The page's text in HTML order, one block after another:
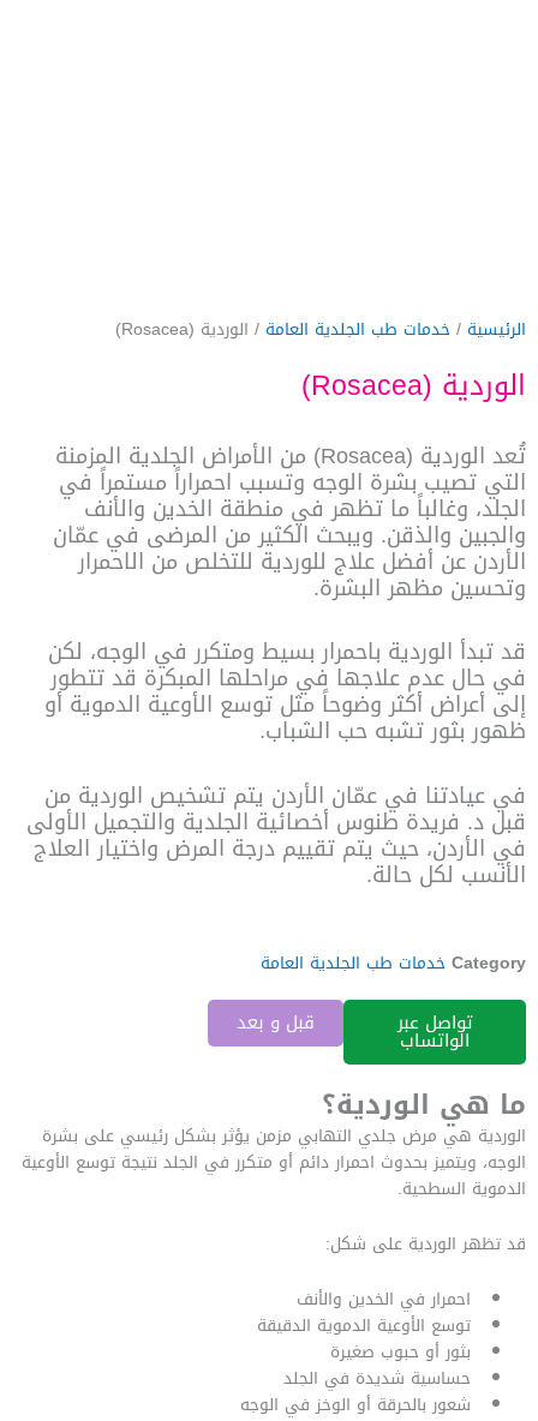
الرئيسية / خدمات طب الجلدية العامة / الوردية (Rosacea)
الوردية (Rosacea)
تُعد الوردية (Rosacea) من الأمراض الجلدية المزمنة
التي تصيب بشرة الوجه وتسبب احمراراً مستمراً في
الجلد، وغالباً ما تظهر في منطقة الخدين والأنف
والجبين والذقن. ويبحث الكثير من المرضى في عمّان
الأردن عن أفضل علاج للوردية للتخلص من الاحمرار
وتحسين مظهر البشرة.
قد تبدأ الوردية باحمرار بسيط ومتكرر في الوجه، لكن
في حال عدم علاجها في مراحلها المبكرة قد تتطور
إلى أعراض أكثر وضوحاً مثل توسع الأوعية الدموية أو
ظهور بثور تشبه حب الشباب.
في عيادتنا في عمّان الأردن يتم تشخيص الوردية من
قبل د. فريدة طنوس أخصائية الجلدية والتجميل الأولى
في الأردن، حيث يتم تقييم درجة المرض واختيار العلاج
الأنسب لكل حالة.
Category خدمات طب الجلدية العامة
تواصل عبر
الواتساب
قبل و بعد
ما هي الوردية؟
الوردية هي مرض جلدي التهابي مزمن يؤثر بشكل رئيسي على بشرة
الوجه، ويتميز بحدوث احمرار دائم أو متكرر في الجلد نتيجة توسع الأوعية
الدموية السطحية.
قد تظهر الوردية على شكل:
احمرار في الخدين والأنف
توسع الأوعية الدموية الدقيقة
بثور أو حبوب صغيرة
حساسية شديدة في الجلد
شعور بالحرقة أو الوخز في الوجه